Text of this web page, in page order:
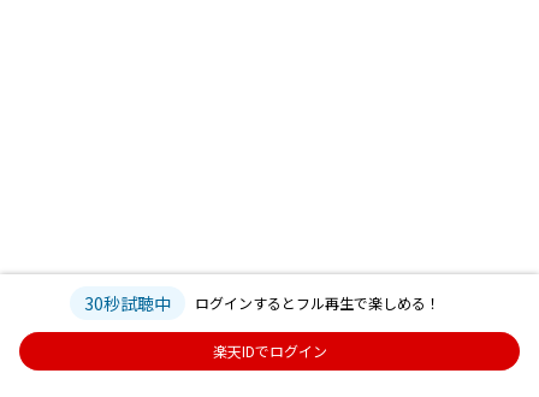
30秒試聴中 ログインするとフル再生で楽しめる！
楽天IDでログイン